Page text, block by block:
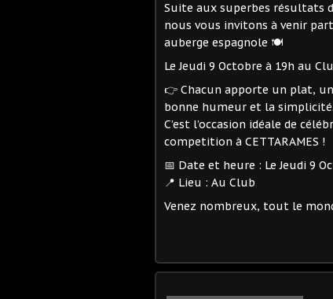
Suite aux superbes résultats
nous vous invitons à venir
auberge espagnole 🍽
Le Jeudi 9 Octobre à 19h au
👉 Chacun apporte un plat,
bonne humeur et la simplicité.
C’est l’occasion idéale de
competition à CETTARAMES !
📅 Date et heure : Le Jeudi 9
📍 Lieu : Au Club
Venez nombreux, tout le